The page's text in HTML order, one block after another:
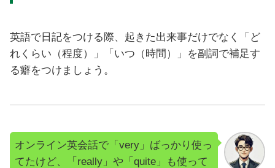
英語で日記をつける際、起きた出来事だけでなく「ど
れくらい（程度）」「いつ（時間）」を副詞で補足す
る癖をつけましょう。
オンライン英会話で「very」ばっかり使っ
てたけど、「really」や「quite」も使って